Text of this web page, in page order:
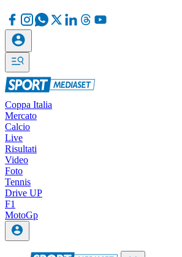
Coppa Italia
Mercato
Calcio
Live
Risultati
Video
Foto
Tennis
Drive UP
F1
MotoGp